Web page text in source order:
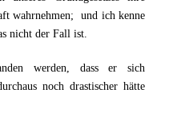
wahrnehmen;
und ich kenne
nicht der Fall ist.
werden, dass er sich
noch drastischer hätte